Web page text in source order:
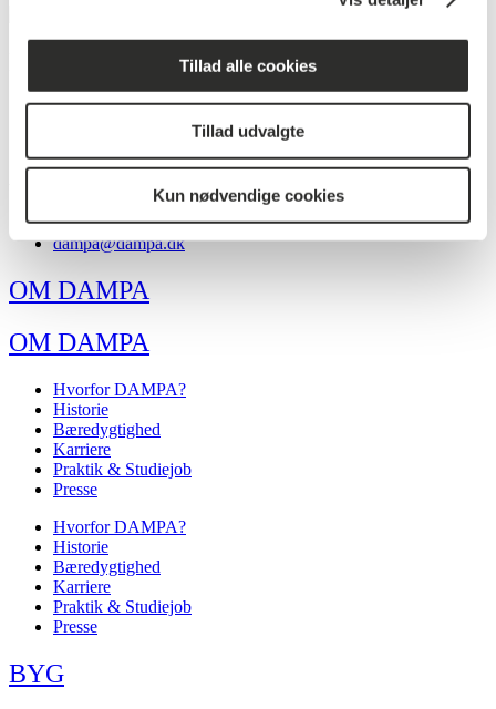
Tillad alle cookies
Tillad udvalgte
Kun nødvendige cookies
+45 63 76 13 20
ADMINISTRATION
+45 63 76 13 90
dampa@dampa.dk
OM DAMPA
OM DAMPA
Hvorfor DAMPA?
Historie
Bæredygtighed
Karriere
Praktik & Studiejob
Presse
Hvorfor DAMPA?
Historie
Bæredygtighed
Karriere
Praktik & Studiejob
Presse
BYG